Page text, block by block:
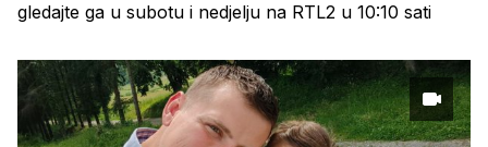
gledajte ga u subotu i nedjelju na RTL2 u 10:10 sati